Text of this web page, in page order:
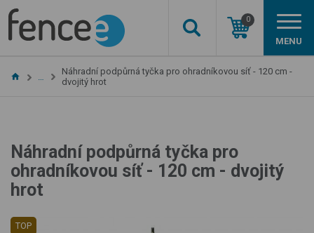
0
MENU
…
Náhradní podpůrná tyčka pro ohradníkovou síť - 120 cm -
dvojitý hrot
Náhradní podpůrná tyčka pro
ohradníkovou síť - 120 cm - dvojitý
hrot
TOP